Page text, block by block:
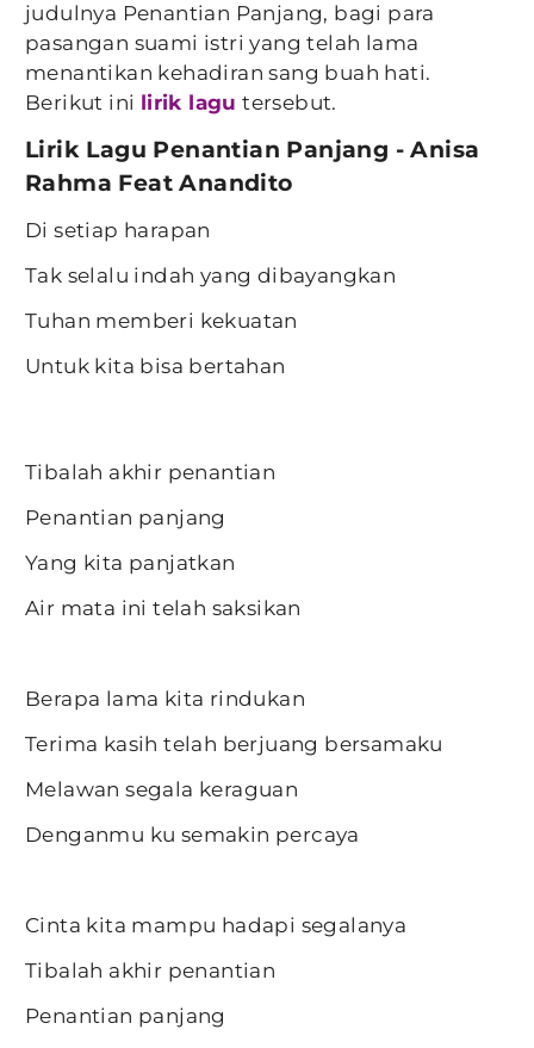
judulnya Penantian Panjang, bagi para
pasangan suami istri yang telah lama
menantikan kehadiran sang buah hati.
Berikut ini lirik lagu tersebut.
Lirik Lagu Penantian Panjang - Anisa
Rahma Feat Anandito
Di setiap harapan
Tak selalu indah yang dibayangkan
Tuhan memberi kekuatan
Untuk kita bisa bertahan
Tibalah akhir penantian
Penantian panjang
Yang kita panjatkan
Air mata ini telah saksikan
Berapa lama kita rindukan
Terima kasih telah berjuang bersamaku
Melawan segala keraguan
Denganmu ku semakin percaya
Cinta kita mampu hadapi segalanya
Tibalah akhir penantian
Penantian panjang